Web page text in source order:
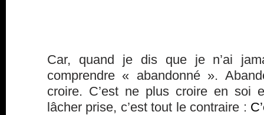
Car, quand je dis que je n’ai
comprendre « abandonné ».
croire. C’est ne plus croire en soi
lâcher prise, c’est tout le contraire :